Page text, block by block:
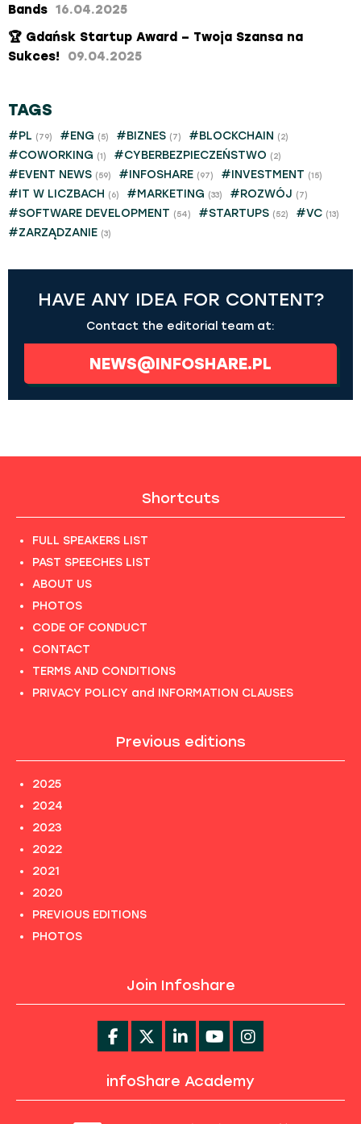
Bands 16.04.2025
​🏆 Gdańsk Startup Award – Twoja Szansa na
Sukces!​ 09.04.2025
TAGS
#PL (79) #ENG (5) #BIZNES (7) #BLOCKCHAIN (2)
#COWORKING (1) #CYBERBEZPIECZEŃSTWO (2)
#EVENT NEWS (59) #INFOSHARE (97) #INVESTMENT (15)
#IT W LICZBACH (6) #MARKETING (33) #ROZWÓJ (7)
#SOFTWARE DEVELOPMENT (54) #STARTUPS (52) #VC (13)
#ZARZĄDZANIE (3)
HAVE ANY IDEA FOR CONTENT?
Contact the editorial team at:
NEWS@INFOSHARE.PL
Shortcuts
FULL SPEAKERS LIST
PAST SPEECHES LIST
ABOUT US
PHOTOS
CODE OF CONDUCT
CONTACT
TERMS AND CONDITIONS
PRIVACY POLICY and INFORMATION CLAUSES
Previous editions
2025
2024
2023
2022
2021
2020
PREVIOUS EDITIONS
PHOTOS
Join Infoshare
infoShare Academy